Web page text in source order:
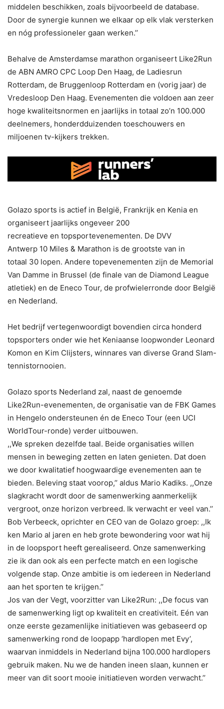
middelen beschikken, zoals bijvoorbeeld de database.
Door de synergie kunnen we elkaar op elk vlak versterken
en nóg professioneler gaan werken.’’
Behalve de Amsterdamse marathon organiseert Like2Run
de ABN AMRO CPC Loop Den Haag, de Ladiesrun
Rotterdam, de Bruggenloop Rotterdam en (vorig jaar) de
Vredesloop Den Haag. Evenementen die voldoen aan zeer
hoge kwaliteitsnormen en jaarlijks in totaal zo’n 100.000
deelnemers, honderdduizenden toeschouwers en
miljoenen tv-kijkers trekken.
Golazo sports is actief in België, Frankrijk en Kenia en
organiseert jaarlijks ongeveer 200
recreatieve en topsportevenementen. De DVV
Antwerp 10 Miles & Marathon is de grootste van in
totaal 30 lopen. Andere topevenementen zijn de Memorial
Van Damme in Brussel (de finale van de Diamond League
atletiek) en de Eneco Tour, de profwielerronde door België
en Nederland.
Het bedrijf vertegenwoordigt bovendien circa honderd
topsporters onder wie het Keniaanse loopwonder Leonard
Komon en Kim Clijsters, winnares van diverse Grand Slam-
tennistornooien.
Golazo sports Nederland zal, naast de genoemde
Like2Run-evenementen, de organisatie van de FBK Games
in Hengelo ondersteunen én de Eneco Tour (een UCI
WorldTour-ronde) verder uitbouwen.
,,We spreken dezelfde taal. Beide organisaties willen
mensen in beweging zetten en laten genieten. Dat doen
we door kwalitatief hoogwaardige evenementen aan te
bieden. Beleving staat voorop,’’ aldus Mario Kadiks. ,,Onze
slagkracht wordt door de samenwerking aanmerkelijk
vergroot, onze horizon verbreed. Ik verwacht er veel van.’’
Bob Verbeeck, oprichter en CEO van de Golazo groep: ,,Ik
ken Mario al jaren en heb grote bewondering voor wat hij
in de loopsport heeft gerealiseerd. Onze samenwerking
zie ik dan ook als een perfecte match en een logische
volgende stap. Onze ambitie is om iedereen in Nederland
aan het sporten te krijgen.’’
Jos van der Vegt, voorzitter van Like2Run: ,,De focus van
de samenwerking ligt op kwaliteit en creativiteit. Eén van
onze eerste gezamenlijke initiatieven was gebaseerd op
samenwerking rond de loopapp ‘hardlopen met Evy’,
waarvan inmiddels in Nederland bijna 100.000 hardlopers
gebruik maken. Nu we de handen ineen slaan, kunnen er
meer van dit soort mooie initiatieven worden verwacht.’’